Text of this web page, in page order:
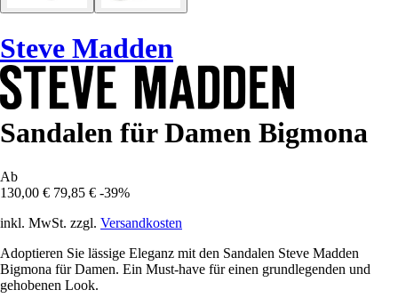
Steve Madden
Sandalen für Damen Bigmona
Ab
130,00 € 79,85 € -39%
inkl. MwSt. zzgl. Versandkosten
Adoptieren Sie lässige Eleganz mit den Sandalen Steve Madden
Bigmona für Damen. Ein Must-have für einen grundlegenden und
gehobenen Look.